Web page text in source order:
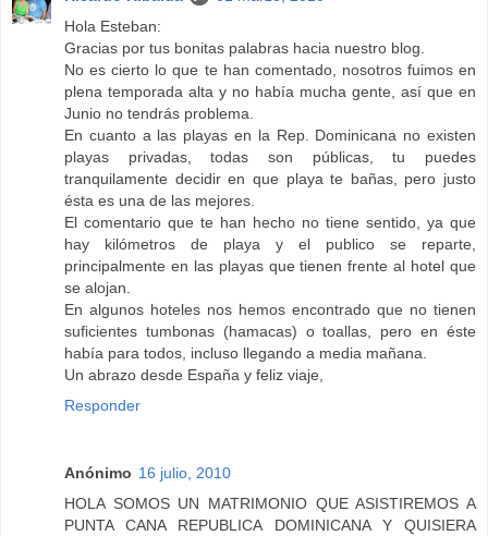
Hola Esteban:
Gracias por tus bonitas palabras hacia nuestro blog.
No es cierto lo que te han comentado, nosotros fuimos en
plena temporada alta y no había mucha gente, así que en
Junio no tendrás problema.
En cuanto a las playas en la Rep. Dominicana no existen
playas privadas, todas son públicas, tu puedes
tranquilamente decidir en que playa te bañas, pero justo
ésta es una de las mejores.
El comentario que te han hecho no tiene sentido, ya que
hay kilómetros de playa y el publico se reparte,
principalmente en las playas que tienen frente al hotel que
se alojan.
En algunos hoteles nos hemos encontrado que no tienen
suficientes tumbonas (hamacas) o toallas, pero en éste
había para todos, incluso llegando a media mañana.
Un abrazo desde España y feliz viaje,
Responder
Anónimo 16 julio, 2010
HOLA SOMOS UN MATRIMONIO QUE ASISTIREMOS A
PUNTA CANA REPUBLICA DOMINICANA Y QUISIERA